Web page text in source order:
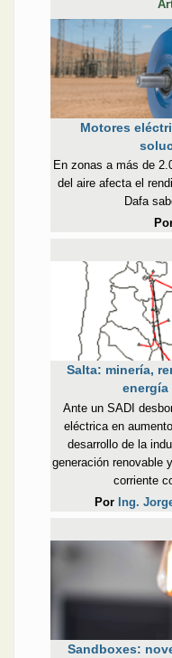
Motores
En zonas a más de
del aire afecta el
Dafa
Salta: minería,
energía
Ante un SADI
eléctrica en
desarrollo de la
generación renovable
corriente
Por Ing.
Sandboxes: